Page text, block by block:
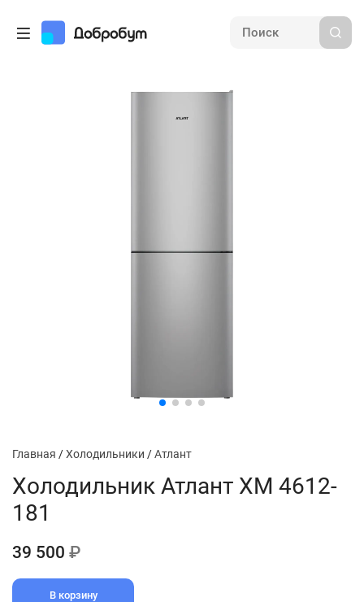
Главная /Холодильники /Атлант
Холодильник Атлант ХМ 4612-
181
39 500 ₽
В корзину